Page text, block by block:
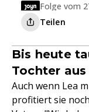
Folge vom
Teilen
Bis heute
Tochter aus
Auch wenn Lea
profitiert sie